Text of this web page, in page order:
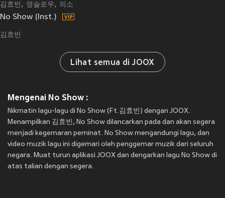
김효빈 영슬로우 의소
No Show (Inst.)
김효빈
Lihat semua di JOOX
Mengenai No Show :
Nikmatin lagu-lagu di No Show (Ft.김효빈) dengan JOOX.
Menampilkan 김효빈, No Show dilancarkan pada dan akan segera
menjadi kegemaran peminat. No Show mengandungi lagu, dan
video muzik lagu ini digemari oleh penggemar muzik dari seluruh
negara. Muat turun aplikasi JOOX dan dengarkan lagu No Show di
atas talian dengan segera.